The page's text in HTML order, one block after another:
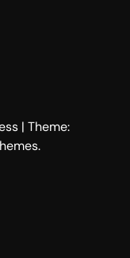
| Theme: